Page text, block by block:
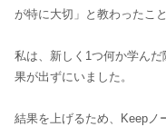
が特に大切」と教わったこ
私は、新しく1つ何か学ん
果が出ずにいました。
結果を上げるため、Keepノ